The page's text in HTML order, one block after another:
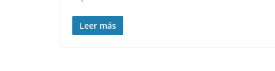
Leer más